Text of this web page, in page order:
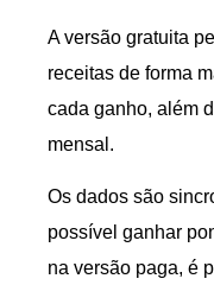
A versão gratuita
receitas de forma
cada ganho, além
mensal.
Os dados são
possível ganhar
na versão paga, é